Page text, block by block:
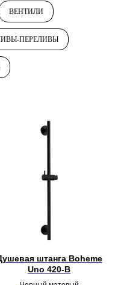
ВЕНТИЛИ
ПЕРЕЛИВЫ
штанга Boheme
Uno 420-B